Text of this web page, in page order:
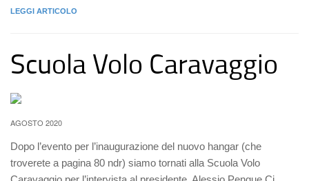
LEGGI ARTICOLO
Scuola Volo Caravaggio
AGOSTO 2020
Dopo l’evento per l’inaugurazione del nuovo hangar (che
troverete a pagina 80 ndr) siamo tornati alla Scuola Volo